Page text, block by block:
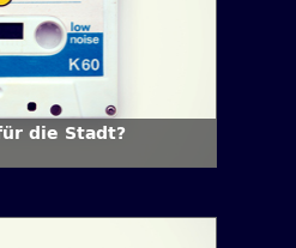
die Stadt?